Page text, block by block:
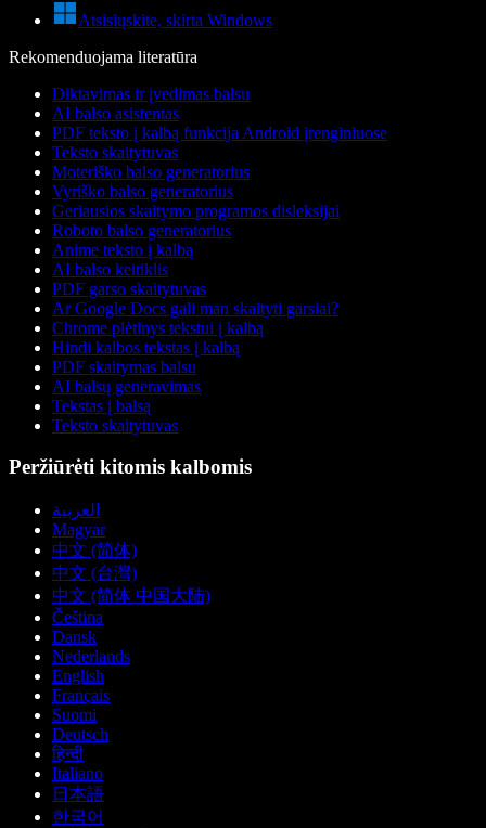
Atsisiųskite, skirta Windows
Rekomenduojama literatūra
Diktavimas ir įvedimas balsu
AI balso asistentas
PDF teksto į kalbą funkcija Android įrenginiuose
Teksto skaitytuvas
Moteriško balso generatorius
Vyriško balso generatorius
Geriausios skaitymo programos disleksijai
Roboto balso generatorius
Anime teksto į kalbą
AI balso keitiklis
PDF garso skaitytuvas
Ar Google Docs gali man skaityti garsiai?
Chrome plėtinys tekstui į kalbą
Hindi kalbos tekstas į kalbą
PDF skaitymas balsu
AI balsų generavimas
Tekstas į balsą
Teksto skaitytuvas
Peržiūrėti kitomis kalbomis
العربية
Magyar
中文 (简体)
中文 (台灣)
中文 (简体 中国大陆)
Čeština
Dansk
Nederlands
English
Français
Suomi
Deutsch
हिन्दी
Italiano
日本語
한국어